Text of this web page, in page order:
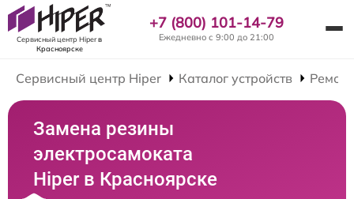
Сервисный центр Hiperв
Красноярске
+7 (800) 101-14-79
Ежедневно с 9:00 до 21:00
Сервисный центр Hiper Каталог устройств
Замена резины
электросамоката
Hiper в Красноярске